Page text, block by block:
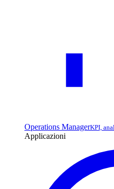
Operations ManagerKPI,
Applicazioni